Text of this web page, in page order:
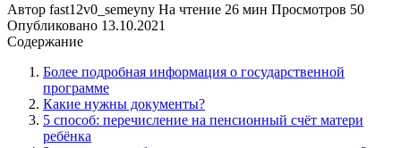
Автор fast12v0_semeyny На чтение 26 мин Просмотров 50
Опубликовано 13.10.2021
Содержание
Более подробная информация о государственной
программе
Какие нужны документы?
5 способ: перечисление на пенсионный счёт матери
ребёнка